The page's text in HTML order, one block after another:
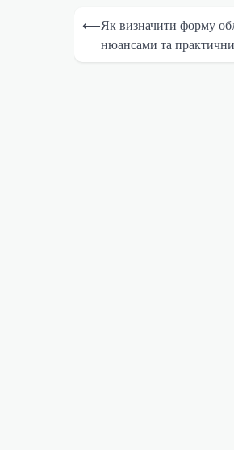
Навігація
записів
⟵Як визначити форму
нюансами та